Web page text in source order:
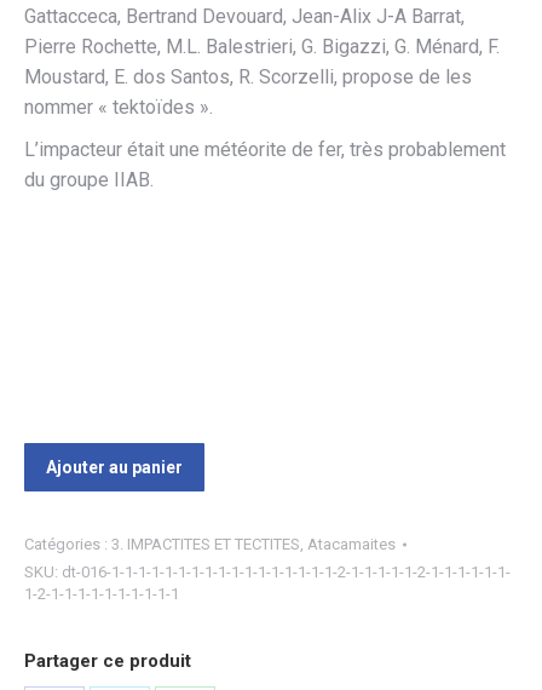
Gattacceca, Bertrand Devouard, Jean-Alix J-A Barrat,
Pierre Rochette, M.L. Balestrieri, G. Bigazzi, G. Ménard, F.
Moustard, E. dos Santos, R. Scorzelli, propose de les
nommer « tektoïdes ».
L’impacteur était une météorite de fer, très probablement
du groupe IIAB.
Ajouter au panier
Catégories : 3. IMPACTITES ET TECTITES Atacamaites
SKU: dt-016-1-1-1-1-1-1-1-1-1-1-1-1-1-1-1-1-1-2-1-1-1-1-1-2-1-1-1-1-1-1-
1-2-1-1-1-1-1-1-1-1-1-1
Partager ce produit